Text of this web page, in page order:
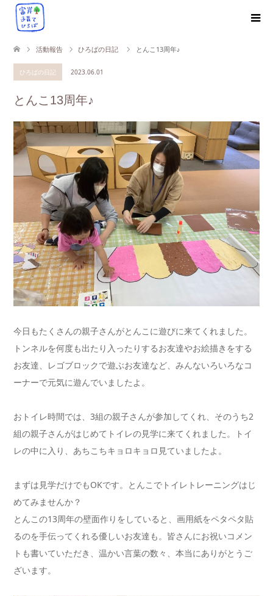
活動報告 ひろばの日記 とんこ13周年♪
ひろばの日記 2023.06.01
とんこ13周年♪
今日もたくさんの親子さんがとんこに遊びに来てくれました。
トンネルを何度も出たり入ったりするお友達やお絵描きをする
お友達、レゴブロックで遊ぶお友達など、みんないろいろなコ
ーナーで元気に遊んでいましたよ。
おトイレ時間では、3組の親子さんが参加してくれ、そのうち2
組の親子さんがはじめてトイレの見学に来てくれました。トイ
レの中に入り、あちこちキョロキョロ見ていましたよ。
まずは見学だけでもOKです。とんこでトイレトレーニングはじ
めてみませんか？
とんこの13周年の壁面作りをしていると、画用紙をペタペタ貼
るのを手伝ってくれる優しいお友達も。皆さんにお祝いコメン
トも書いていただき、温かい言葉の数々、本当にありがとうご
ざいます。